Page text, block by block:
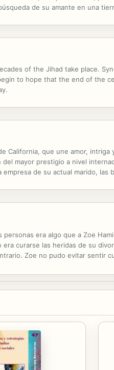
de su amante en una
of the Jihad take place.
to hope that the end of the
California, que une amor,
mayor prestigio a nivel
de su actual marido,
era algo que a Zoe
curarse las heridas de su
Zoe no pudo evitar sentir